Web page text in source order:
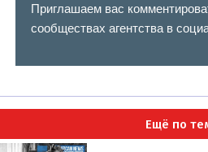
Приглашаем вас
сообществах агентства в
Ещё по